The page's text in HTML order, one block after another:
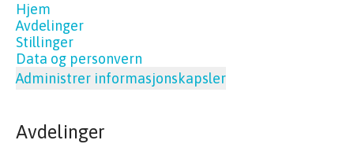
Hjem
Avdelinger
Stillinger
Data og personvern
Administrer informasjonskapsler
Avdelinger